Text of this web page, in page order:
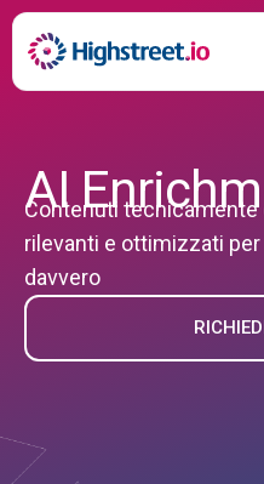
AI
Contenuti tecnicamente
rilevanti e ottimizzati
davvero